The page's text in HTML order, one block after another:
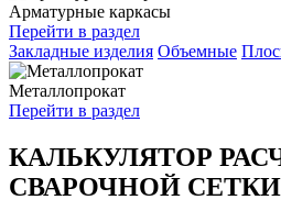
Арматурные каркасы
Перейти в раздел
Закладные изделия Объемные
Металлопрокат
Перейти в раздел
КАЛЬКУЛЯТОР
СВАРОЧНОЙ СЕТКИ